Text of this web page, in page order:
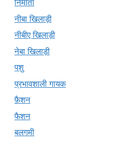
निर्माता
नीबा खिलाड़ी
नीबीए खिलाड़ी
नेबा खिलाड़ी
पशु
प्रभावशाली गायक
फ़ैशन
फैशन
बलगमी